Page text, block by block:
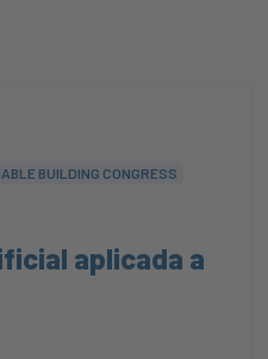
BUILDING CONGRESS
aplicada a